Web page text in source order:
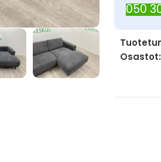
050
Osastot: